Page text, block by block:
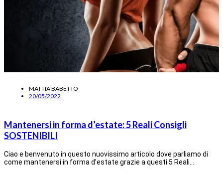
MATTIA BABETTO
20/05/2022
Mantenersi in forma d’estate: 5 Reali Consigli
SOSTENIBILI
Ciao e benvenuto in questo nuovissimo articolo dove parliamo di
come mantenersi in forma d’estate grazie a questi 5 Reali…